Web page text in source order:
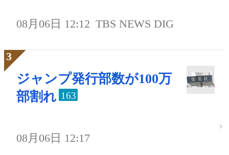
08月06日 12:12 TBS NEWS DIG
ジャンプ発行部数が100万
部割れ 163
08月06日 12:17